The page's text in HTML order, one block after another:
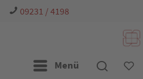
/ 4198
Menü